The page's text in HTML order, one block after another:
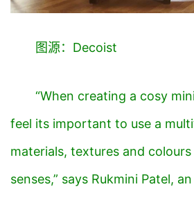
图源：Decoist
“When creating a cosy
feel its important to use a
materials, textures and
senses,” says Rukmini Patel,